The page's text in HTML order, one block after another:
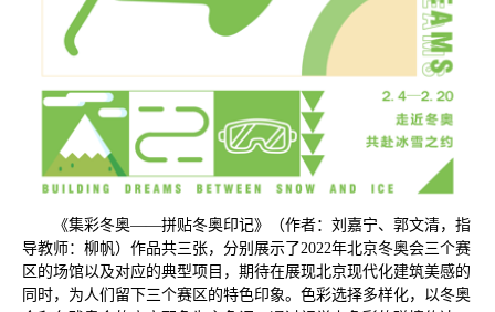
《集彩冬奥——拼贴冬奥印记》（作者：刘嘉宁、郭文清，指
导教师：柳帆）作品共三张，分别展示了2022年北京冬奥会三个赛
区的场馆以及对应的典型项目，期待在展现北京现代化建筑美感的
同时，为人们留下三个赛区的特色印象。色彩选择多样化，以冬奥